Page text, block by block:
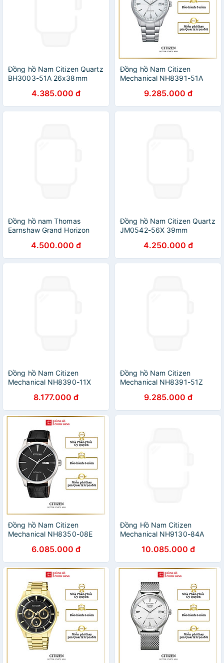
Đồng hồ Nam Citizen Quartz
BH3003-51A 26x38mm
4.385.000 đ
Đồng hồ Nam Citizen
Mechanical NH8391-51A
9.285.000 đ
Đồng hồ nam Thomas
Earnshaw Grand Horizon
4.500.000 đ
Đồng hồ Nam Citizen Quartz
JM0542-56X 39mm
4.250.000 đ
Đồng hồ Nam Citizen
Mechanical NH8390-11X
8.177.000 đ
Đồng hồ Nam Citizen
Mechanical NH8391-51Z
9.285.000 đ
Đồng hồ Nam Citizen
Mechanical NH8350-08E
6.085.000 đ
Đồng Hồ Nam Citizen
Mechanical NH9130-84A
10.085.000 đ